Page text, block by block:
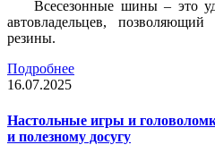
Всесезонные шины – это
автовладельцев,
резины.
Подробнее
16.07.2025
Настольные игры и
и полезному досугу